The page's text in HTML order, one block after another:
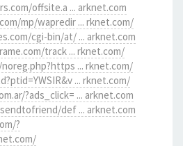
offsite.a ... arknet.com
mp/wapredir ... rknet.com/
cgi-bin/at/ ... arknet.com
track ... rknet.com/
... rknet.com/
... rknet.com/
?ads_click= ... arknet.com
def ... arknet.com
?